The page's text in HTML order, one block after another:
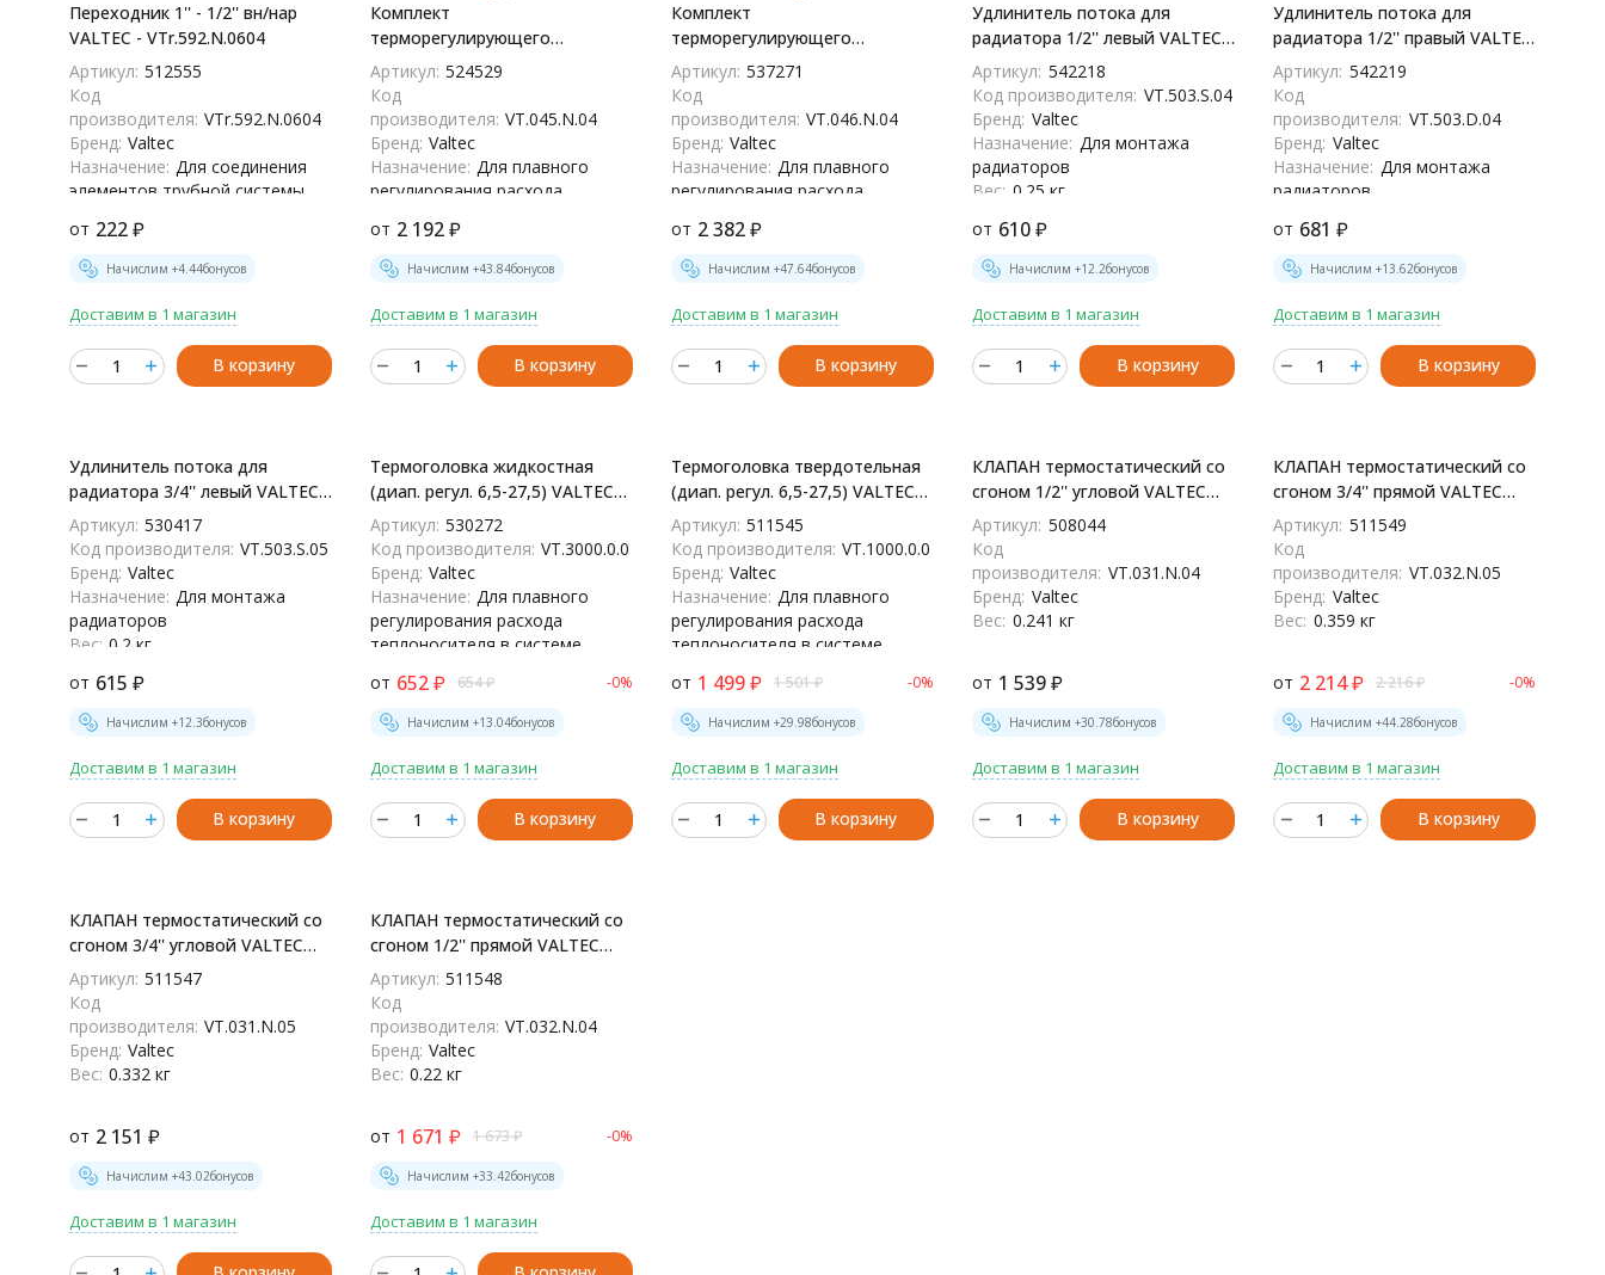
Переходник 1'' - 1/2'' вн/нар
VALTEC - VTr.592.N.0604
Артикул: 512555
Код
производителя: VTr.592.N.0604
Бренд: Valtec
Назначение: Для соединения
элементов трубной системы,
наружнюю резьбу
Вес: 0.073 кг
от 222 ₽
Начислим +4.44бонусов
Доставим в 1 магазин
В корзину
Комплект
терморегулирующего
оборудования для радиатора
1/2'' угловой VALTEC
VT.045.N.04 - VT.045.N.04
Артикул: 524529
Код
производителя: VT.045.N.04
Бренд: Valtec
Назначение: Для плавного
регулирования расхода
отопления
Вес: 0.6 кг
от 2 192₽
Начислим +43.84бонусов
Доставим в 1 магазин
В корзину
Комплект
терморегулирующего
оборудования для радиатора
1/2'' прямой VALTEC
VT.046.N.04 - VT.046.N.04
Артикул: 537271
Код
производителя: VT.046.N.04
Бренд: Valtec
Назначение: Для плавного
регулирования расхода
отопления
Вес: 0.62 кг
от 2 382₽
Начислим +47.64бонусов
Доставим в 1 магазин
В корзину
Удлинитель потока для
радиатора 1/2'' левый VALTEC -
VT.503.S.04
Артикул: 542218
Код производителя: VT.503.S.04
Бренд: Valtec
Назначение: Для монтажа
радиаторов
Вес: 0.25 кг
от 610₽
Начислим +12.2бонусов
Доставим в 1 магазин
В корзину
Удлинитель потока для
радиатора 1/2'' правый VALTEC
- VT.503.D.04
Артикул: 542219
Код
производителя: VT.503.D.04
Бренд: Valtec
Назначение: Для монтажа
радиаторов
от 681 ₽
Начислим +13.62бонусов
Доставим в 1 магазин
В корзину
Удлинитель потока для
радиатора 3/4'' левый VALTEC -
VT.503.S.05
Артикул: 530417
Код производителя: VT.503.S.05
Бренд: Valtec
Назначение: Для монтажа
радиаторов
Вес: 0.2 кг
от 615 ₽
Начислим +12.3бонусов
Доставим в 1 магазин
В корзину
Термоголовка жидкостная
(диап. регул. 6,5-27,5) VALTEC
VT.3000 - VT.3000.0.0
Артикул: 530272
Код производителя: VT.3000.0.0
Бренд: Valtec
Назначение: Для плавного
регулирования расхода
теплоносителя в системе
Вес: 0.125 кг
от 652₽ 654₽ -0%
Начислим +13.04бонусов
Доставим в 1 магазин
В корзину
Термоголовка твердотельная
(диап. регул. 6,5-27,5) VALTEC
VT.1000 - VT.1000.0.0
Артикул: 511545
Код производителя: VT.1000.0.0
Бренд: Valtec
Назначение: Для плавного
регулирования расхода
теплоносителя в системе
Вес: 0.126 кг
от 1 499₽ 1 501₽ -0%
Начислим +29.98бонусов
Доставим в 1 магазин
В корзину
КЛАПАН термостатический со
сгоном 1/2'' угловой VALTEC
VT.031.N.04 - VT.031.N.04
Артикул: 508044
Код
производителя: VT.031.N.04
Бренд: Valtec
Вес: 0.241 кг
от 1 539₽
Начислим +30.78бонусов
Доставим в 1 магазин
В корзину
КЛАПАН термостатический со
сгоном 3/4'' прямой VALTEC
VT.032.N.05 - VT.032.N.05
Артикул: 511549
Код
производителя: VT.032.N.05
Бренд: Valtec
Вес: 0.359 кг
от 2 214₽ 2 216₽ -0%
Начислим +44.28бонусов
Доставим в 1 магазин
В корзину
КЛАПАН термостатический со
сгоном 3/4'' угловой VALTEC
VT.031.N.05 - VT.031.N.05
Артикул: 511547
Код
производителя: VT.031.N.05
Бренд: Valtec
Вес: 0.332 кг
от 2 151 ₽
Начислим +43.02бонусов
Доставим в 1 магазин
КЛАПАН термостатический со
сгоном 1/2'' прямой VALTEC
VT.032.N.04 - VT.032.N.04
Артикул: 511548
Код
производителя: VT.032.N.04
Бренд: Valtec
Вес: 0.22 кг
от 1 671 ₽ 1 673₽ -0%
Начислим +33.42бонусов
Доставим в 1 магазин